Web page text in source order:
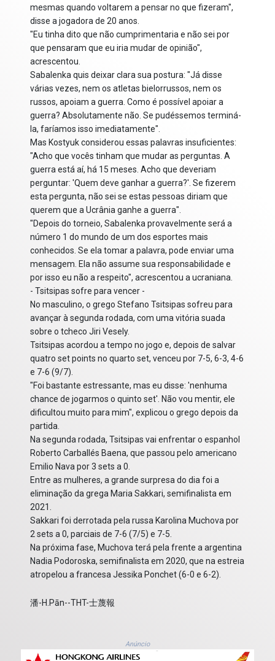
mesmas quando voltarem a pensar no que fizeram",
disse a jogadora de 20 anos.
"Eu tinha dito que não cumprimentaria e não sei por
que pensaram que eu iria mudar de opinião",
acrescentou.
Sabalenka quis deixar clara sua postura: "Já disse
várias vezes, nem os atletas bielorrussos, nem os
russos, apoiam a guerra. Como é possível apoiar a
guerra? Absolutamente não. Se pudéssemos terminá-
la, faríamos isso imediatamente".
Mas Kostyuk considerou essas palavras insuficientes:
"Acho que vocês tinham que mudar as perguntas. A
guerra está aí, há 15 meses. Acho que deveriam
perguntar: 'Quem deve ganhar a guerra?'. Se fizerem
esta pergunta, não sei se estas pessoas diriam que
querem que a Ucrânia ganhe a guerra".
"Depois do torneio, Sabalenka provavelmente será a
número 1 do mundo de um dos esportes mais
conhecidos. Se ela tomar a palavra, pode enviar uma
mensagem. Ela não assume sua responsabilidade e
por isso eu não a respeito", acrescentou a ucraniana.
- Tsitsipas sofre para vencer -
No masculino, o grego Stefano Tsitsipas sofreu para
avançar à segunda rodada, com uma vitória suada
sobre o tcheco Jiri Vesely.
Tsitsipas acordou a tempo no jogo e, depois de salvar
quatro set points no quarto set, venceu por 7-5, 6-3, 4-6
e 7-6 (9/7).
"Foi bastante estressante, mas eu disse: 'nenhuma
chance de jogarmos o quinto set'. Não vou mentir, ele
dificultou muito para mim", explicou o grego depois da
partida.
Na segunda rodada, Tsitsipas vai enfrentar o espanhol
Roberto Carballés Baena, que passou pelo americano
Emilio Nava por 3 sets a 0.
Entre as mulheres, a grande surpresa do dia foi a
eliminação da grega Maria Sakkari, semifinalista em
2021.
Sakkari foi derrotada pela russa Karolina Muchova por
2 sets a 0, parciais de 7-6 (7/5) e 7-5.
Na próxima fase, Muchova terá pela frente a argentina
Nadia Podoroska, semifinalista em 2020, que na estreia
atropelou a francesa Jessika Ponchet (6-0 e 6-2).
潘-H.Pān--THT-士蔑報
Anúncio